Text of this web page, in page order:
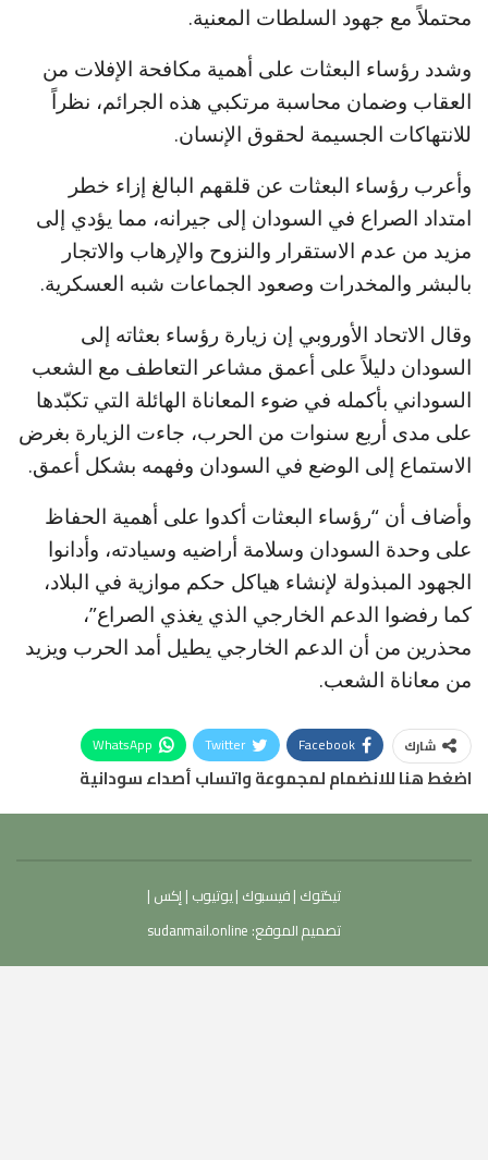
محتملاً مع جهود السلطات المعنية.
وشدد رؤساء البعثات على أهمية مكافحة الإفلات من
العقاب وضمان محاسبة مرتكبي هذه الجرائم، نظراً
للانتهاكات الجسيمة لحقوق الإنسان.
وأعرب رؤساء البعثات عن قلقهم البالغ إزاء خطر
امتداد الصراع في السودان إلى جيرانه، مما يؤدي إلى
مزيد من عدم الاستقرار والنزوح والإرهاب والاتجار
بالبشر والمخدرات وصعود الجماعات شبه العسكرية.
وقال الاتحاد الأوروبي إن زيارة رؤساء بعثاته إلى
السودان دليلاً على أعمق مشاعر التعاطف مع الشعب
السوداني بأكمله في ضوء المعاناة الهائلة التي تكبّدها
على مدى أربع سنوات من الحرب، جاءت الزيارة بغرض
الاستماع إلى الوضع في السودان وفهمه بشكل أعمق.
وأضاف أن “رؤساء البعثات أكدوا على أهمية الحفاظ
على وحدة السودان وسلامة أراضيه وسيادته، وأدانوا
الجهود المبذولة لإنشاء هياكل حكم موازية في البلاد،
كما رفضوا الدعم الخارجي الذي يغذي الصراع”،
محذرين من أن الدعم الخارجي يطيل أمد الحرب ويزيد
من معاناة الشعب.
شارك Facebook
Twitter
WhatsApp
اضغط هنا للانضمام لمجموعة واتساب أصداء سودانية
تيكتوك |فيسبوك |يوتيوب | إكس |
تصميم الموقع: sudanmail.online